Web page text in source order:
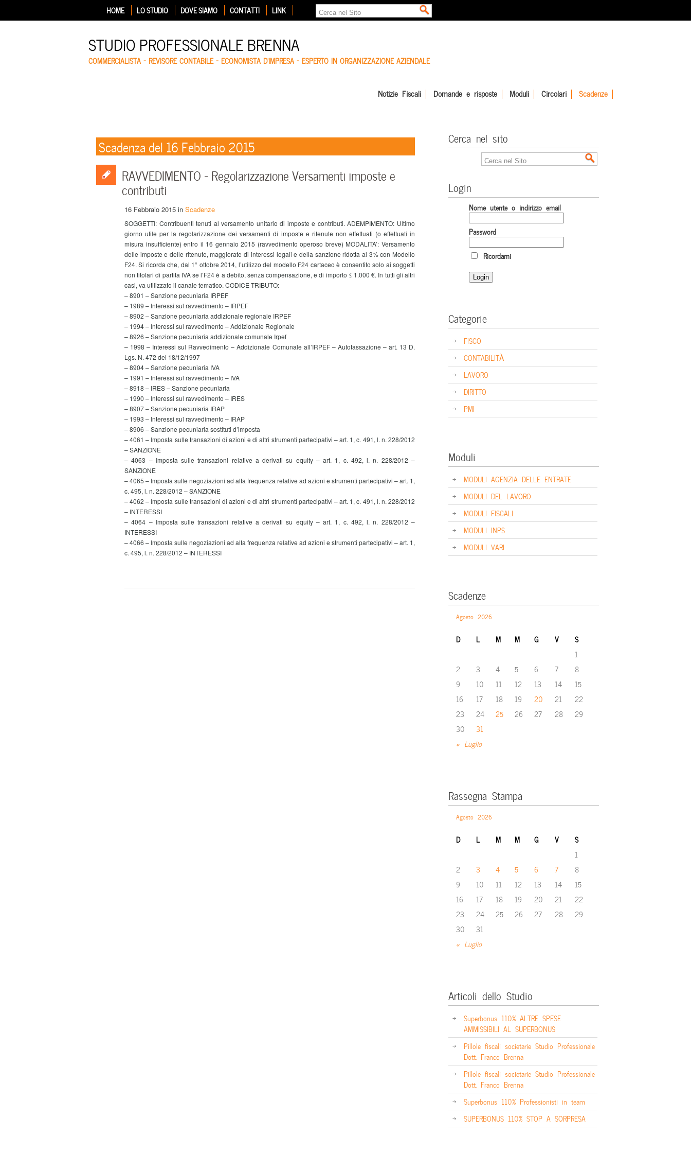
HOME LO STUDIO DOVE SIAMO CONTATTI LINK
STUDIO PROFESSIONALE BRENNA
COMMERCIALISTA – REVISORE CONTABILE – ECONOMISTA D'IMPRESA – ESPERTO IN ORGANIZZAZIONE AZIENDALE
Notizie Fiscali Domande e risposte Moduli Circolari Scadenze
Scadenza del 16 Febbraio 2015
RAVVEDIMENTO – Regolarizzazione Versamenti imposte e
contributi
16 Febbraio 2015 in Scadenze
SOGGETTI: Contribuenti tenuti al versamento unitario di imposte e contributi. ADEMPIMENTO: Ultimo
giorno utile per la regolarizzazione dei versamenti di imposte e ritenute non effettuati (o effettuati in
misura insufficiente) entro il 16 gennaio 2015 (ravvedimento operoso breve) MODALITA’: Versamento
delle imposte e delle ritenute, maggiorate di interessi legali e della sanzione ridotta al 3% con Modello
F24. Si ricorda che, dal 1° ottobre 2014, l’utilizzo del modello F24 cartaceo è consentito solo ai soggetti
non titolari di partita IVA se l’F24 è a debito, senza compensazione, e di importo ≤ 1.000 €. In tutti gli altri
casi, va utilizzato il canale tematico. CODICE TRIBUTO:
– 8901 – Sanzione pecuniaria IRPEF
– 1989 – Interessi sul ravvedimento – IRPEF
– 8902 – Sanzione pecuniaria addizionale regionale IRPEF
– 1994 – Interessi sul ravvedimento – Addizionale Regionale
– 8926 – Sanzione pecuniaria addizionale comunale Irpef
– 1998 – Interessi sul Ravvedimento – Addizionale Comunale all’IRPEF – Autotassazione – art. 13 D.
Lgs. N. 472 del 18/12/1997
– 8904 – Sanzione pecuniaria IVA
– 1991 – Interessi sul ravvedimento – IVA
– 8918 – IRES – Sanzione pecuniaria
– 1990 – Interessi sul ravvedimento – IRES
– 8907 – Sanzione pecuniaria IRAP
– 1993 – Interessi sul ravvedimento – IRAP
– 8906 – Sanzione pecuniaria sostituti d’imposta
– 4061 – Imposta sulle transazioni di azioni e di altri strumenti partecipativi – art. 1, c. 491, l. n. 228/2012
– SANZIONE
– 4063 – Imposta sulle transazioni relative a derivati su equity – art. 1, c. 492, l. n. 228/2012 –
SANZIONE
– 4065 – Imposta sulle negoziazioni ad alta frequenza relative ad azioni e strumenti partecipativi – art. 1,
c. 495, l. n. 228/2012 – SANZIONE
– 4062 – Imposta sulle transazioni di azioni e di altri strumenti partecipativi – art. 1, c. 491, l. n. 228/2012
– INTERESSI
– 4064 – Imposta sulle transazioni relative a derivati su equity – art. 1, c. 492, l. n. 228/2012 –
INTERESSI
– 4066 – Imposta sulle negoziazioni ad alta frequenza relative ad azioni e strumenti partecipativi – art. 1,
c. 495, l. n. 228/2012 – INTERESSI
Cerca nel sito
Login
Nome utente o indirizzo email
Password
Ricordami
Categorie
FISCO
CONTABILITÀ
LAVORO
DIRITTO
PMI
Moduli
MODULI AGENZIA DELLE ENTRATE
MODULI DEL LAVORO
MODULI FISCALI
MODULI INPS
MODULI VARI
Scadenze
Agosto 2026
D L M M G V S
« Luglio
1
2
3 4 5 6 7
8
9
10 11 12 13 14
15
16
17 18 19 20 21
22
23
24 25 26 27 28
29
30
31
Rassegna Stampa
Agosto 2026
D L M M G V S
« Luglio
1
2
3 4 5 6 7
8
9
10 11 12 13 14
15
16
17 18 19 20 21
22
23
24 25 26 27 28
29
30
31
Articoli dello Studio
Superbonus 110% ALTRE SPESE
AMMISSIBILI AL SUPERBONUS
Pillole fiscali societarie Studio Professionale
Dott. Franco Brenna
Pillole fiscali societarie Studio Professionale
Dott. Franco Brenna
Superbonus 110% Professionisti in team
SUPERBONUS 110% STOP A SORPRESA